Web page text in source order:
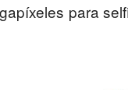
para